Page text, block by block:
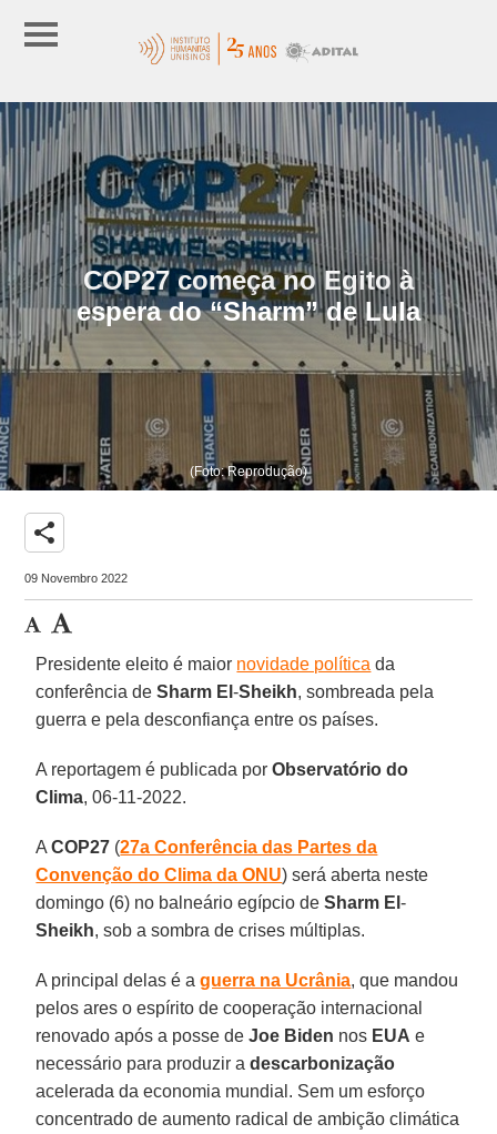
COP27 começa no Egito à
espera do “Sharm” de Lula
(Foto: Reprodução)
share
09 Novembro 2022
Presidente eleito é maior novidade política da
conferência deSharm El-Sheikh, sombreada pela
guerra e pela desconfiança entre os países.
A reportagem é publicada porObservatório do
Clima, 06-11-2022.
ACOP27 (27a Conferência das Partes da
Convenção do Clima da ONU) será aberta neste
domingo (6) no balneário egípcio deSharm El-
Sheikh, sob a sombra de crises múltiplas.
A principal delas é aguerra na Ucrânia, que mandou
pelos ares o espírito de cooperação internacional
renovado após a posse deJoe Biden nos EUA e
necessário para produzir adescarbonização
acelerada da economia mundial. Sem um esforço
concentrado de aumento radical de ambição climática